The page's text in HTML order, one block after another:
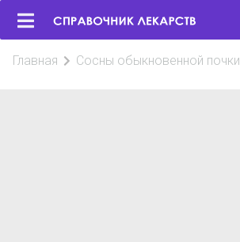
Главная Сосны обыкновенной почки